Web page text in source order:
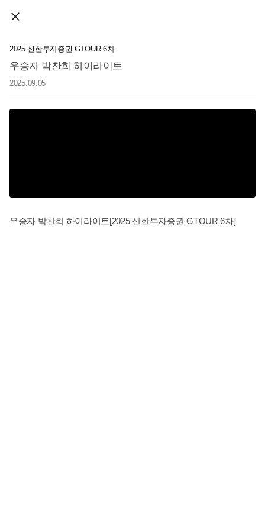
2025 신한투자증권 GTOUR 6차
우승자 박찬희 하이라이트
2025.09.05
우승자 박찬희 하이라이트[2025 신한투자증권 GTOUR 6차]